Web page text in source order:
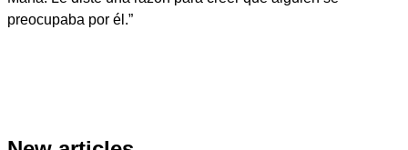
preocupaba por él.”